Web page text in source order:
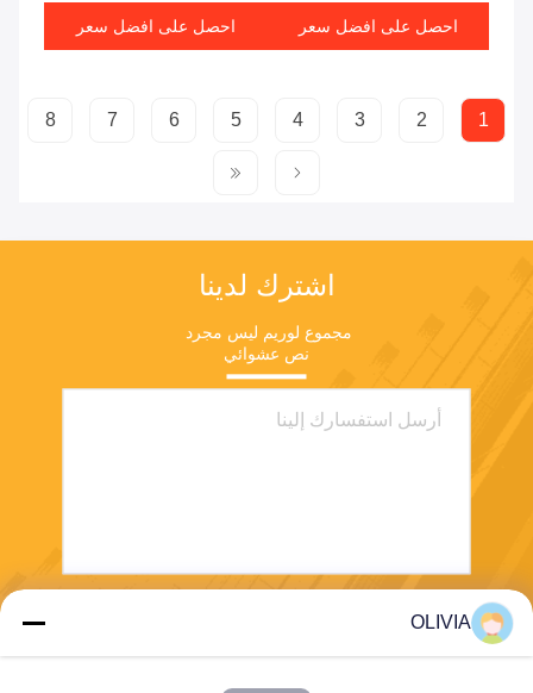
احصل على افضل سعر احصل على افضل سعر
1
2
3
4
5
6
7
8
اشترك لدينا
نص عشوائي
OLIVIA